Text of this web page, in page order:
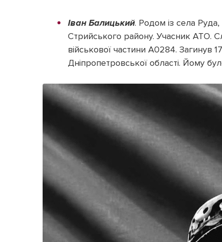
Іван Балицький. Родом із села Руда,
Стрийського району. Учасник АТО.
військової частини А0284. Загинув
Дніпропетровської області. Йому